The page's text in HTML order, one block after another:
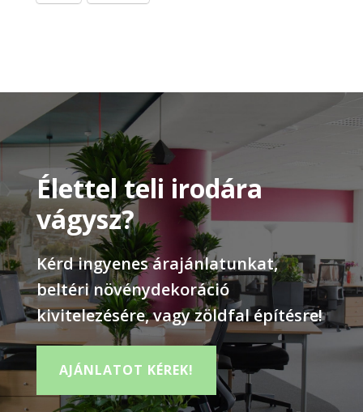
Élettel teli irodára
vágysz?
Kérd ingyenes árajánlatunkat,
beltéri növénydekoráció
kivitelezésére, vagy zöldfal építésre!
AJÁNLATOT KÉREK!